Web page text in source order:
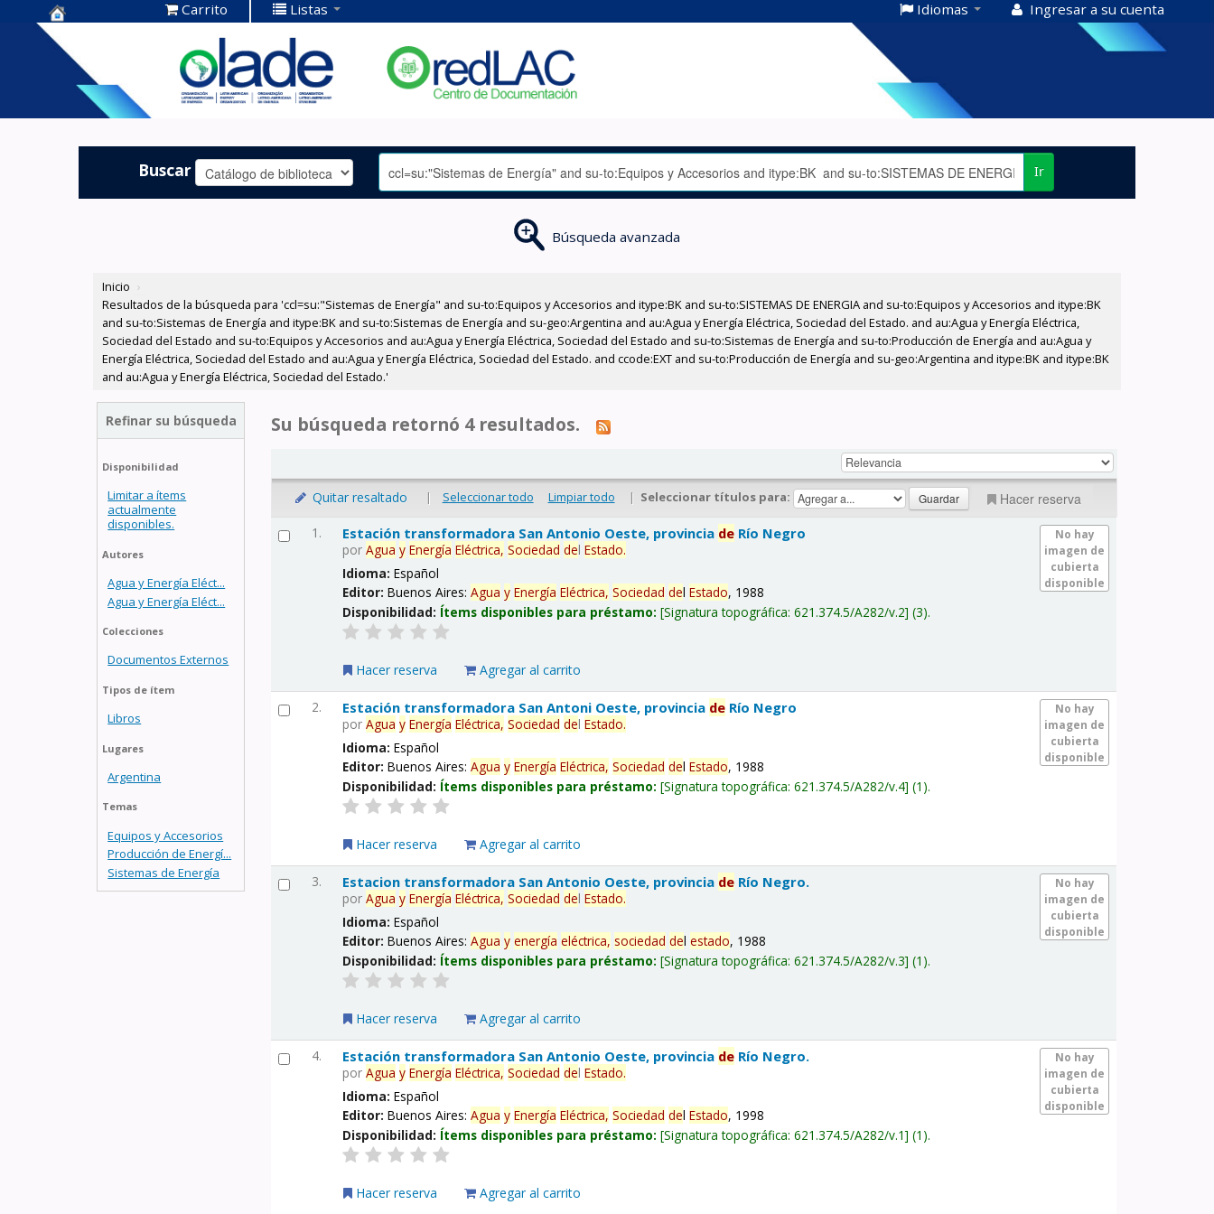
Centro de
Documentación
OLADE -
Carrito Listas Idiomas Ingresar a su cuenta
Buscar Ir
Búsqueda avanzada
Inicio ›
Resultados de la búsqueda para 'ccl=su:"Sistemas de Energía" and su-to:Equipos y Accesorios and itype:BK and su-to:SISTEMAS DE ENERGIA and su-to:Equipos y Accesorios and itype:BK
and su-to:Sistemas de Energía and itype:BK and su-to:Sistemas de Energía and su-geo:Argentina and au:Agua y Energía Eléctrica, Sociedad del Estado. and au:Agua y Energía Eléctrica,
Sociedad del Estado and su-to:Equipos y Accesorios and au:Agua y Energía Eléctrica, Sociedad del Estado and su-to:Sistemas de Energía and su-to:Producción de Energía and au:Agua y
Energía Eléctrica, Sociedad del Estado and au:Agua y Energía Eléctrica, Sociedad del Estado. and ccode:EXT and su-to:Producción de Energía and su-geo:Argentina and itype:BK and itype:BK
and au:Agua y Energía Eléctrica, Sociedad del Estado.'
Refinar su búsqueda
Disponibilidad
Limitar a ítems
actualmente
disponibles.
Autores
Agua y Energía Eléct...
Agua y Energía Eléct...
Colecciones
Documentos Externos
Tipos de ítem
Libros
Lugares
Argentina
Temas
Equipos y Accesorios
Producción de Energí...
Sistemas de Energía
Su búsqueda retornó 4 resultados.
Quitar resaltado | Seleccionar todo Limpiar todo | Seleccionar títulos para: Hacer reserva
1.
No hay
imagen de
cubierta
disponible
Estación transformadora San Antonio Oeste, provincia de Río Negro
porAgua y Energía Eléctrica, Sociedad delEstado.
Idioma:Español
Editor:Buenos Aires:Agua y Energía Eléctrica, Sociedad delEstado, 1988
Disponibilidad: Ítems disponibles para préstamo: Signatura topográfica:621.374.5/A282/v.2 (3).
Hacer reserva Agregar al carrito
2.
No hay
imagen de
cubierta
disponible
Estación transformadora San Antoni Oeste, provincia de Río Negro
porAgua y Energía Eléctrica, Sociedad delEstado.
Idioma:Español
Editor:Buenos Aires:Agua y Energía Eléctrica, Sociedad delEstado, 1988
Disponibilidad: Ítems disponibles para préstamo: Signatura topográfica:621.374.5/A282/v.4 (1).
Hacer reserva Agregar al carrito
3.
No hay
imagen de
cubierta
disponible
Estacion transformadora San Antonio Oeste, provincia de Río Negro.
porAgua y Energía Eléctrica, Sociedad delEstado.
Idioma:Español
Editor:Buenos Aires:Agua y energía eléctrica, sociedad delestado, 1988
Disponibilidad: Ítems disponibles para préstamo: Signatura topográfica:621.374.5/A282/v.3 (1).
Hacer reserva Agregar al carrito
4.
No hay
imagen de
cubierta
disponible
Estación transformadora San Antonio Oeste, provincia de Río Negro.
porAgua y Energía Eléctrica, Sociedad delEstado.
Idioma:Español
Editor:Buenos Aires:Agua y Energía Eléctrica, Sociedad delEstado, 1998
Disponibilidad: Ítems disponibles para préstamo: Signatura topográfica:621.374.5/A282/v.1 (1).
Hacer reserva Agregar al carrito